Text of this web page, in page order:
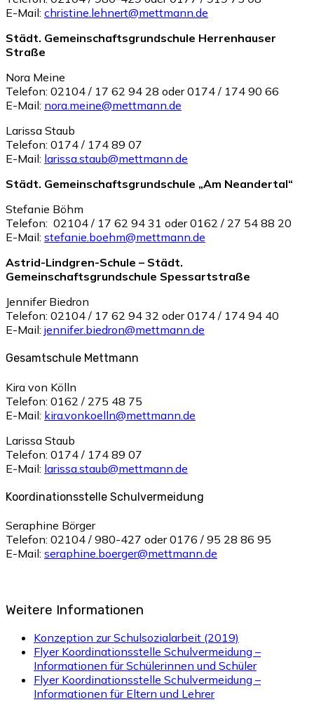
E-Mail: christine.lehnert@mettmann.de
Städt. Gemeinschaftsgrundschule Herrenhauser
Straße
Nora Meine
Telefon: 02104 / 17 62 94 28 oder 0174 / 174 90 66
E-Mail: nora.meine@mettmann.de
Larissa Staub
Telefon: 0174 / 174 89 07
E-Mail: larissa.staub@mettmann.de
Städt. Gemeinschaftsgrundschule „Am Neandertal“
Stefanie Böhm
Telefon: 02104 / 17 62 94 31 oder 0162 / 27 54 88 20
E-Mail: stefanie.boehm@mettmann.de
Astrid-Lindgren-Schule – Städt.
Gemeinschaftsgrundschule Spessartstraße
Jennifer Biedron
Telefon: 02104 / 17 62 94 32 oder 0174 / 174 94 40
E-Mail: jennifer.biedron@mettmann.de
Gesamtschule Mettmann
Kira von Kölln
Telefon: 0162 / 275 48 75
E-Mail: kira.vonkoelln@mettmann.de
Larissa Staub
Telefon: 0174 / 174 89 07
E-Mail: larissa.staub@mettmann.de
Koordinationsstelle Schulvermeidung
Seraphine Börger
Telefon: 02104 / 980-427 oder 0176 / 95 28 86 95
E-Mail: seraphine.boerger@mettmann.de
Weitere Informationen
Konzeption zur Schulsozialarbeit (2019)
Flyer Koordinationsstelle Schulvermeidung –
Informationen für Schülerinnen und Schüler
Flyer Koordinationsstelle Schulvermeidung –
Informationen für Eltern und Lehrer